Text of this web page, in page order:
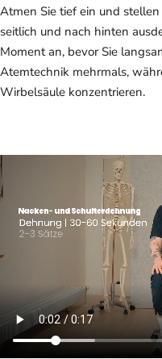
Atmen Sie tief ein und
seitlich und nach hinten
Moment an, bevor Sie
Atemtechnik mehrmals,
Wirbelsäule konzentrieren.